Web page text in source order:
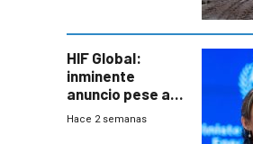
HIF Global:
inminente
anuncio pese a
declaración de
Hace 2 semanas